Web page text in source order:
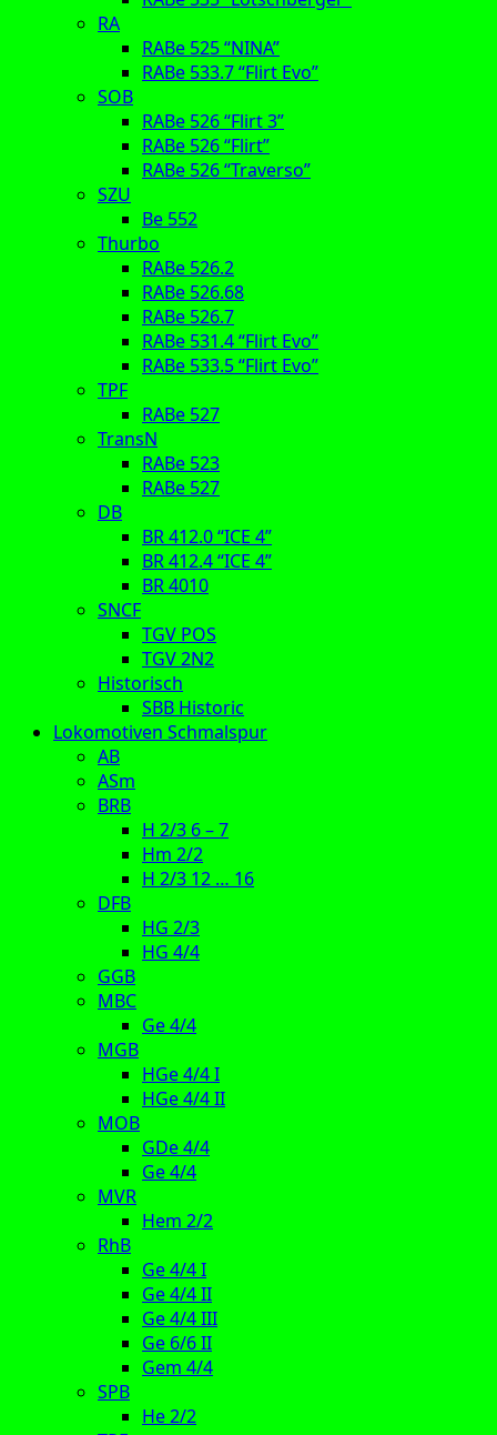
RA
RABe 525 “NINA”
RABe 533.7 “Flirt Evo”
SOB
RABe 526 “Flirt 3”
RABe 526 “Flirt”
RABe 526 “Traverso”
SZU
Be 552
Thurbo
RABe 526.2
RABe 526.68
RABe 526.7
RABe 531.4 “Flirt Evo”
RABe 533.5 “Flirt Evo”
TPF
RABe 527
TransN
RABe 523
RABe 527
DB
BR 412.0 “ICE 4”
BR 412.4 “ICE 4”
BR 4010
SNCF
TGV POS
TGV 2N2
Historisch
SBB Historic
Lokomotiven Schmalspur
AB
ASm
BRB
H 2/3 6 – 7
Hm 2/2
H 2/3 12 … 16
DFB
HG 2/3
HG 4/4
GGB
MBC
Ge 4/4
MGB
HGe 4/4 I
HGe 4/4 II
MOB
GDe 4/4
Ge 4/4
MVR
Hem 2/2
RhB
Ge 4/4 I
Ge 4/4 II
Ge 4/4 III
Ge 6/6 II
Gem 4/4
SPB
He 2/2